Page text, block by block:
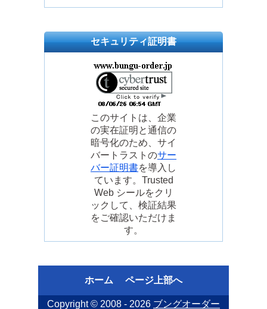
セキュリティ証明書
このサイトは、企業
の実在証明と通信の
暗号化のため、サイ
バートラストのサー
バー証明書を導入し
ています。Trusted
Web シールをクリ
ックして、検証結果
をご確認いただけま
す。
ホーム ページ上部へ
Copyright © 2008 - 2026 ブングオーダー